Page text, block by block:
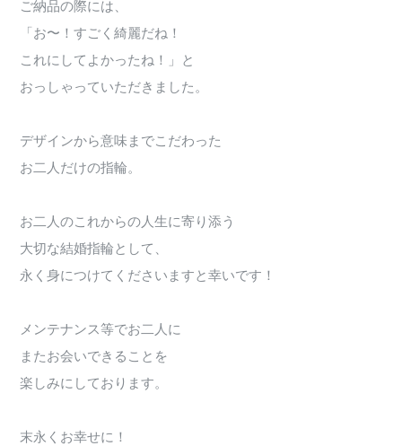
ご納品の際には、
「お〜！すごく綺麗だね！
これにしてよかったね！」と
おっしゃっていただきました。
デザインから意味までこだわった
お二人だけの指輪。
お二人のこれからの人生に寄り添う
大切な結婚指輪として、
永く身につけてくださいますと幸いです！
メンテナンス等でお二人に
またお会いできることを
楽しみにしております。
末永くお幸せに！